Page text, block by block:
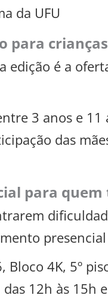
da UFU
para crianças
edição é a
3 anos e
das
para
presencial
Bloco 4K, 5º
12h às 15h